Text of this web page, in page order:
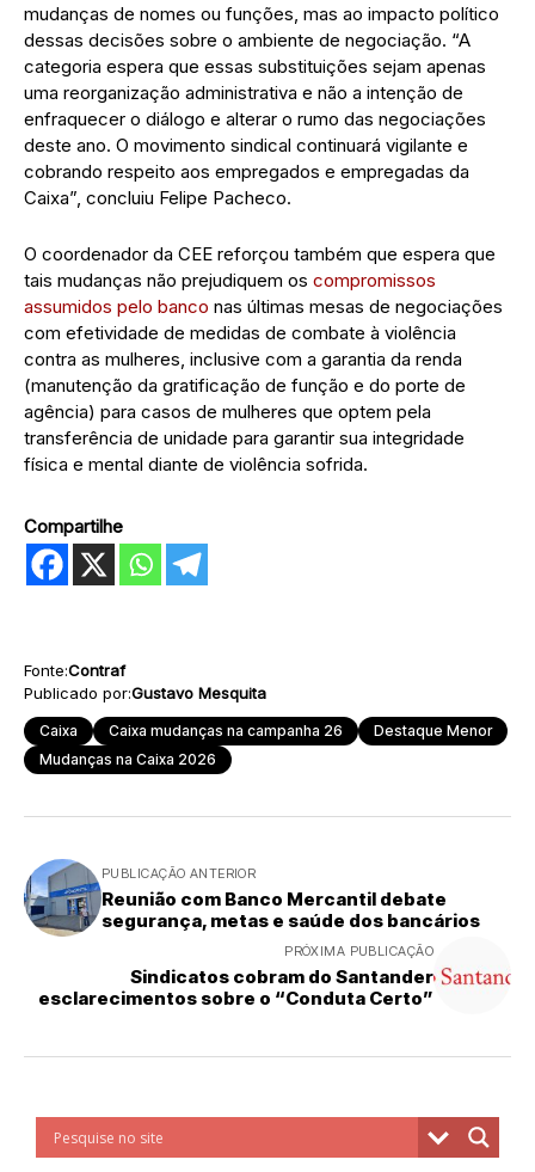
mudanças de nomes ou funções, mas ao impacto político
dessas decisões sobre o ambiente de negociação. “A
categoria espera que essas substituições sejam apenas
uma reorganização administrativa e não a intenção de
enfraquecer o diálogo e alterar o rumo das negociações
deste ano. O movimento sindical continuará vigilante e
cobrando respeito aos empregados e empregadas da
Caixa”, concluiu Felipe Pacheco.
O coordenador da CEE reforçou também que espera que
tais mudanças não prejudiquem os compromissos
assumidos pelo banco nas últimas mesas de negociações
com efetividade de medidas de combate à violência
contra as mulheres, inclusive com a garantia da renda
(manutenção da gratificação de função e do porte de
agência) para casos de mulheres que optem pela
transferência de unidade para garantir sua integridade
física e mental diante de violência sofrida.
Compartilhe
Fonte:Contraf
Publicado por:Gustavo Mesquita
Caixa Caixa mudanças na campanha 26
Destaque Menor
Mudanças na Caixa 2026
PUBLICAÇÃO ANTERIOR
Reunião com Banco Mercantil debate
segurança, metas e saúde dos bancários
PRÓXIMA PUBLICAÇÃO
Sindicatos cobram do Santander
esclarecimentos sobre o “Conduta Certo”